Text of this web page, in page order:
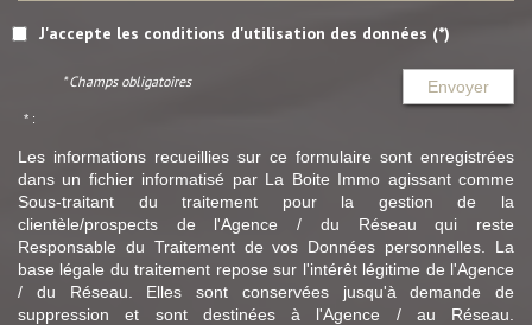
J'accepte les conditions d'utilisation des données (*)
Envoyer
* Champs obligatoires
* :
Les informations recueillies sur ce formulaire sont enregistrées
dans un fichier informatisé par La Boite Immo agissant comme
Sous-traitant du traitement pour la gestion de la
clientèle/prospects de l'Agence / du Réseau qui reste
Responsable du Traitement de vos Données personnelles. La
base légale du traitement repose sur l'intérêt légitime de l'Agence
/ du Réseau. Elles sont conservées jusqu'à demande de
suppression et sont destinées à l'Agence / au Réseau.